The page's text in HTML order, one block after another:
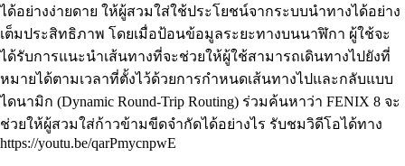
ได้อย่างง่ายดาย ให้ผู้สวมใส่ใช้ประโยชน์จากระบบนำทางได้อย่าง
เต็มประสิทธิภาพ โดยเมื่อป้อนข้อมูลระยะทางบนนาฬิกา ผู้ใช้จะ
ได้รับการแนะนำเส้นทางที่จะช่วยให้ผู้ใช้สามารถเดินทางไปยังที่
หมายได้ตามเวลาที่ตั้งไว้ด้วยการกำหนดเส้นทางไปและกลับแบบ
ไดนามิก (Dynamic Round-Trip Routing) ร่วมค้นหาว่า FENIX 8 จะ
ช่วยให้ผู้สวมใส่ก้าวข้ามขีดจำกัดได้อย่างไร รับชมวิดีโอได้ทาง
https://youtu.be/qarPmycnpwE